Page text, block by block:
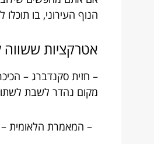
הנוף העירוני, בו
אטרקציות ששווה
– חזית סקנדברג –
מקום נהדר לשבת
– המאמרת הלאומית –